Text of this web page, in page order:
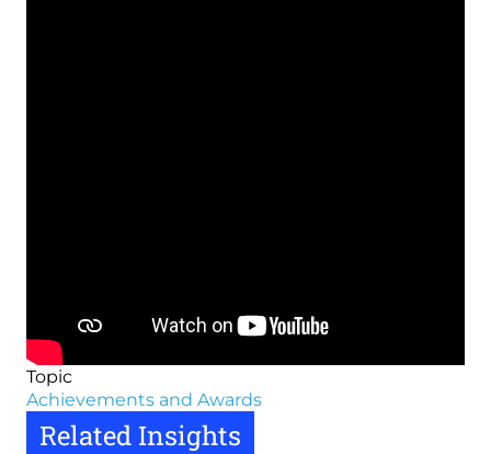
Topic
Achievements and Awards
Related Insights